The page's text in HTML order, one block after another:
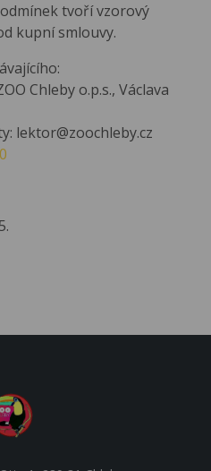
tvoří vzorový
kupní smlouvy.
Chleby o.p.s., Václava
lektor@zoochleby.cz